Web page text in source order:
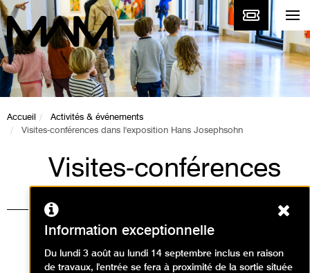
Accueil
Activités & événements
Visites-conférences dans l'exposition Hans Josephsohn
Visites-conférences
dans l'exposition
Hans Josephsohn
Visites
Information exceptionnelle
Du lundi 3 août au lundi 14 septembre inclus en raison
de travaux, l'entrée se fera à proximité de la sortie située